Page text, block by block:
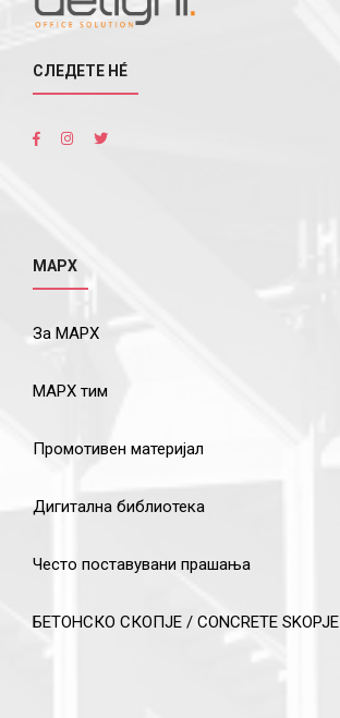
СЛЕДЕТЕ НÉ
МАРХ
За МАРХ
МАРХ тим
Промотивен материјал
Дигитална библиотека
Често поставувани прашања
БЕТОНСКО СКОПЈЕ / CONCRETE SKOPJE